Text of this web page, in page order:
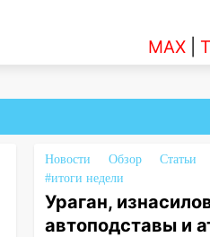
MAX
Новости Обзор
Статьи
#итоги недели
Ураган,
автоподставы и